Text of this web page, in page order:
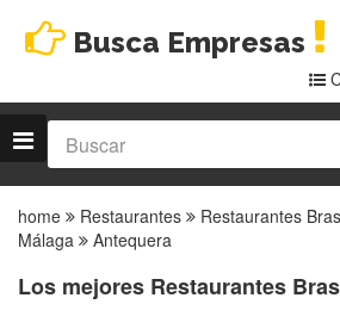
Busca Empresas
home Restaurantes Restaurantes
Málaga
Antequera
Los mejores Restaurantes